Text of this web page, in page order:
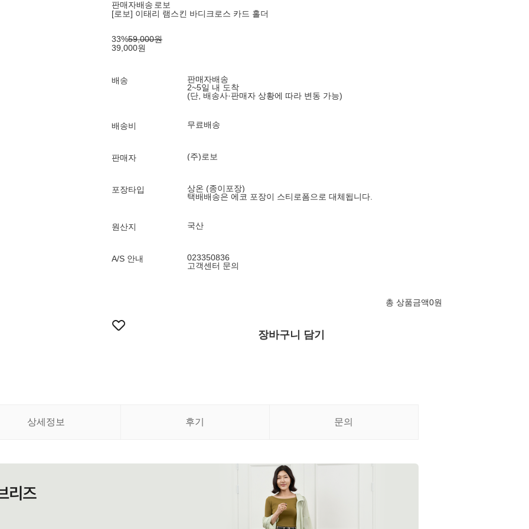
판매자배송 로보
[로보] 이태리 램스킨 바디크로스 카드 홀더
33%59,000원
39,000원
배송
판매자배송
2~5일 내 도착
(단, 배송사·판매자 상황에 따라 변동 가능)
배송비 무료배송
판매자 (주)로보
포장타입
상온 (종이포장)
택배배송은 에코 포장이 스티로폼으로 대체됩니다.
원산지 국산
A/S 안내
023350836
고객센터 문의
총 상품금액0원
장바구니 담기
상세정보 후기 문의